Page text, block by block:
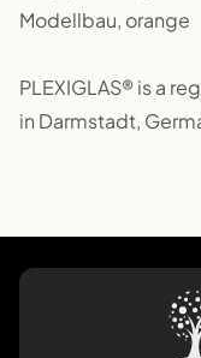
Modellbau, orange
PLEXIGLAS® is a
in Darmstadt,